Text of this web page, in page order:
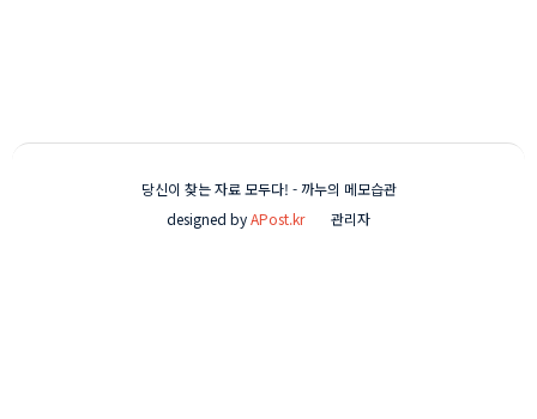
당신이 찾는 자료 모두다! - 까누의 메모습관
designed byAPost.kr 관리자